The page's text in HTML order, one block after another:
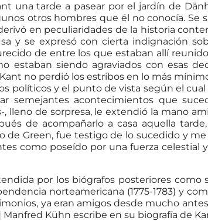
una tarde a pasear por el jardín de
otros hombres que él no conocía. Se
en peculiaridades de la historia
y se expresó con cierta indignación
de entre los que estaban allí
siendo agraviados con esas
no perdió los estribos en lo más
políticos y el punto de vista según el
semejantes acontecimientos que
lleno de sorpresa, le extendió la mano
de acompañarlo a casa aquella
Green, fue testigo de lo sucedido y
como poseído por una fuerza
por los biógrafos posteriores como
norteamericana (1775-1783) y
ya eran amigos desde mucho
Kühn escribe en su biografía de